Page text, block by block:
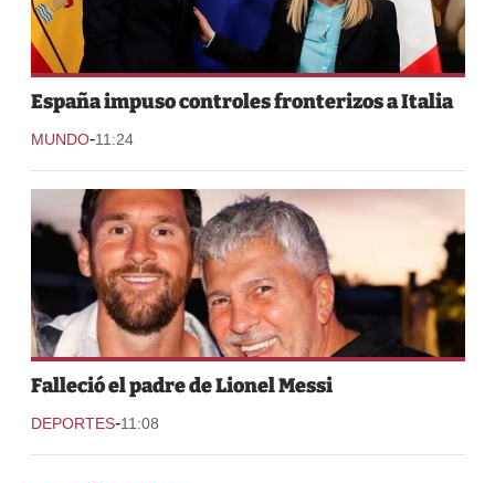
España impuso controles fronterizos a Italia
MUNDO-11:24
Falleció el padre de Lionel Messi
DEPORTES-11:08